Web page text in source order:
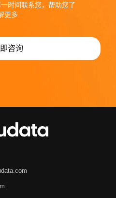
时间联系您，帮助您了
更多
咨询